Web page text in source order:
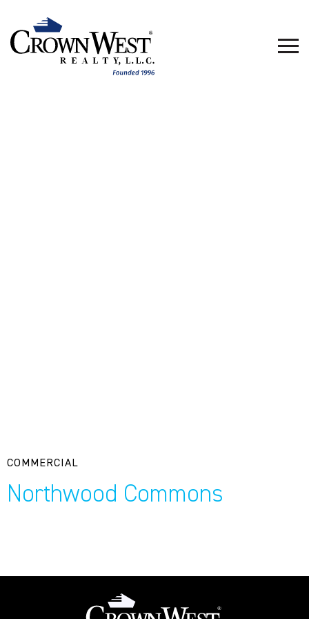
COMMERCIAL
Northwood Commons